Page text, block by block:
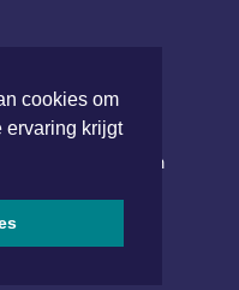
cookies om
ervaring krijgt
krijg wekelijks een